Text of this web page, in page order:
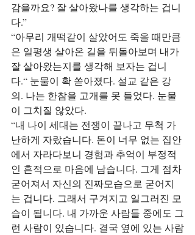
감을까요? 잘 살아왔나를 생각하는 겁니
다.”
“아무리 개떡같이 살았어도 죽을 때만큼
은 일평생 살아온 길을 뒤돌아보며 내가
잘 살아왔는지를 생각해 보자는 겁니
다.“ 눈물이 확 쏟아졌다. 설교 같은 강
의. 나는 한참을 고개를 못 들었다. 눈물
이 그치질 않았다.
“내 나이 세대는 전쟁이 끝나고 무척 가
난하게 자랐습니다. 돈이 너무 없는 집안
에서 자라다보니 경험과 추억이 부정적
인 흔적으로 마음에 남습니다. 그게 점차
굳어져서 자신의 진짜모습으로 굳어지
는 겁니다. 그래서 구겨지고 일그러진 모
습이 됩니다. 내 가까운 사람들 중에도 그
런 사람이 있습니다. 결국 옆에 있는 사람